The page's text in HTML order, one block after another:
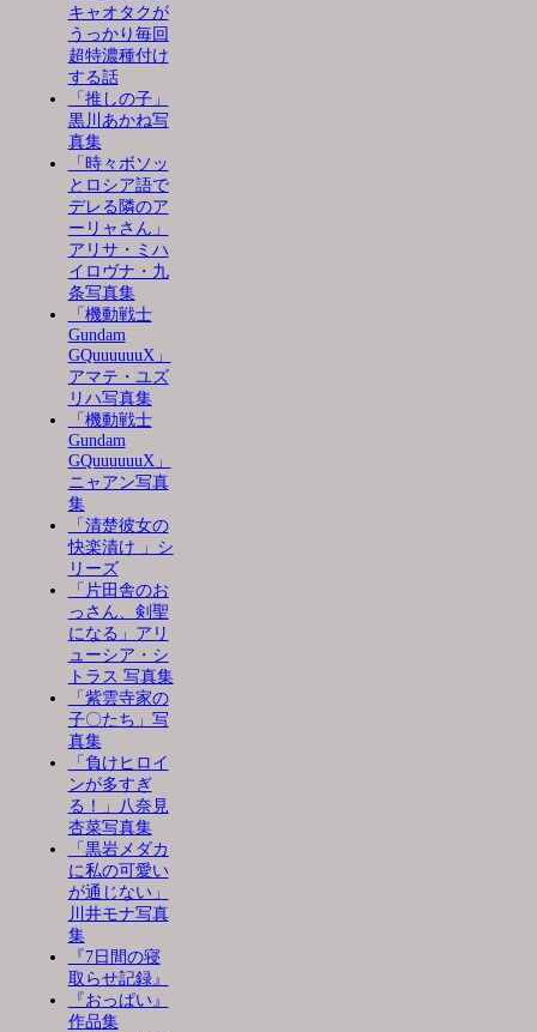
キャオタクが
うっかり毎回
超特濃種付け
する話
「推しの子」
黒川あかね写
真集
「時々ボソッ
とロシア語で
デレる隣のア
ーリャさん」
アリサ・ミハ
イロヴナ・九
条写真集
「機動戦士
Gundam
GQuuuuuuX」
アマテ・ユズ
リハ写真集
「機動戦士
Gundam
GQuuuuuuX」
ニャアン写真
集
「清楚彼女の
快楽漬け 」シ
リーズ
「片田舎のお
っさん、剣聖
になる」アリ
ューシア・シ
トラス 写真集
「紫雲寺家の
子〇たち」写
真集
「負けヒロイ
ンが多すぎ
る！」八奈見
杏菜写真集
「黒岩メダカ
に私の可愛い
が通じない」
川井モナ写真
集
『7日間の寝
取らせ記録』
『おっぱい』
作品集